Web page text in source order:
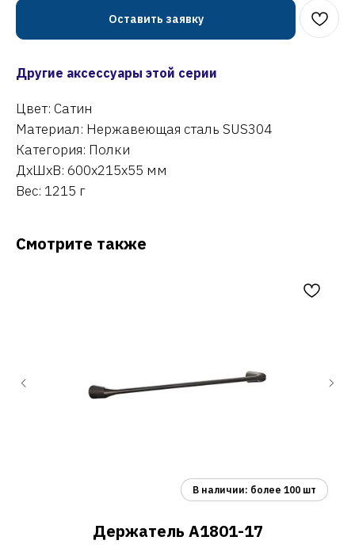
Оставить заявку
Другие аксессуары этой серии
Цвет: Сатин
Материал: Нержавеющая сталь SUS304
Категория: Полки
ДxШxВ: 600x215x55 мм
Вес: 1215 г
Смотрите также
Держатель A1801-17